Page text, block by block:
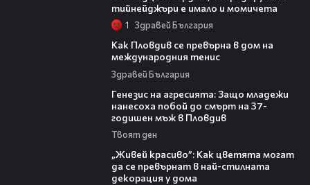
тийнейджъри е имало и момичета
1 Здравей България
Как Пловдив се превърна в дом на
международния тенис
Здравей България
Генезис на агресията: Защо младежи
нанесоха побой до смърт на 37-
годишен мъж в Пловдив
Твоят ден
„Живей красиво”: Как цветята могат
да се превърнат в най-стилната
декорация у дома